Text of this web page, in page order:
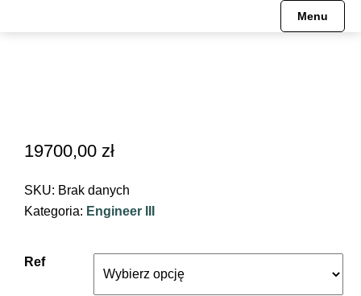
Menu
19700,00 zł
SKU: Brak danych
Kategoria: Engineer III
Ref